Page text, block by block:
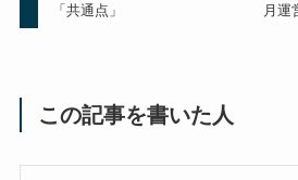
「共通点」
月運
この記事を書いた人